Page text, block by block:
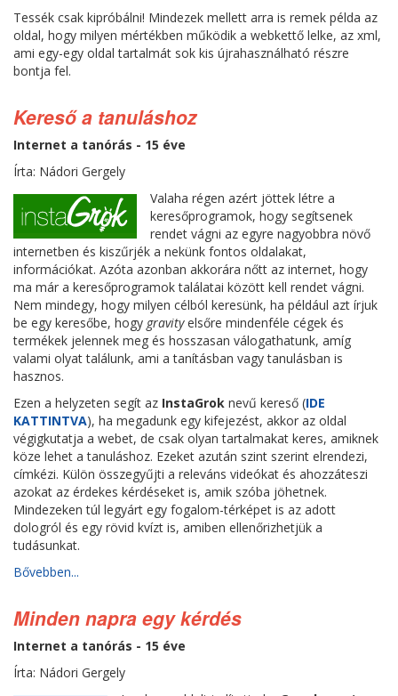
Tessék csak kipróbálni! Mindezek mellett arra is remek példa az
oldal, hogy milyen mértékben működik a webkettő lelke, az xml,
ami egy-egy oldal tartalmát sok kis újrahasználható részre
bontja fel.
Kereső a tanuláshoz
Internet a tanórás - 15 éve
Írta: Nádori Gergely
Valaha régen azért jöttek létre a
keresőprogramok, hogy segítsenek
rendet vágni az egyre nagyobbra növő
internetben és kiszűrjék a nekünk fontos oldalakat,
információkat. Azóta azonban akkorára nőtt az internet, hogy
ma már a keresőprogramok találatai között kell rendet vágni.
Nem mindegy, hogy milyen célból keresünk, ha például azt írjuk
be egy keresőbe, hogy gravityelsőre mindenféle cégek és
termékek jelennek meg és hosszasan válogathatunk, amíg
valami olyat találunk, ami a tanításban vagy tanulásban is
hasznos.
Ezen a helyzeten segít az InstaGrok nevű kereső (IDE
KATTINTVA), ha megadunk egy kifejezést, akkor az oldal
végigkutatja a webet, de csak olyan tartalmakat keres, amiknek
köze lehet a tanuláshoz. Ezeket azután szint szerint elrendezi,
címkézi. Külön összegyűjti a releváns videókat és ahozzáteszi
azokat az érdekes kérdéseket is, amik szóba jöhetnek.
Mindezeken túl legyárt egy fogalom-térképet is az adott
dologról és egy rövid kvízt is, amiben ellenőrizhetjük a
tudásunkat.
Bővebben...
Minden napra egy kérdés
Internet a tanórás - 15 éve
Írta: Nádori Gergely